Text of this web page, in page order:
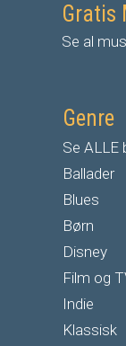
Gratis
Se al
Genre
Se ALLE
Ballader
Blues
Børn
Disney
Film og
Indie
Klassisk